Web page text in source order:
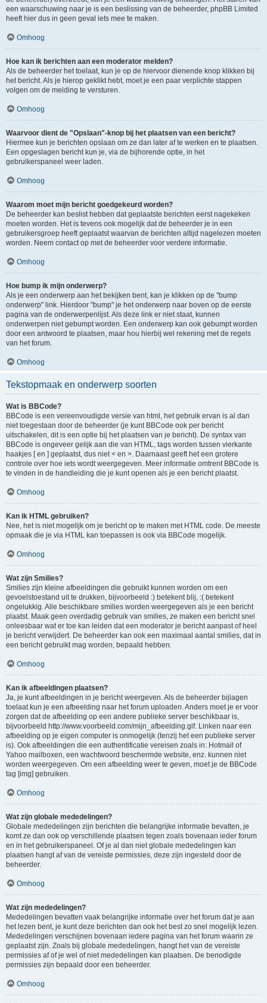
een waarschuwing naar je is een beslissing van de beheerder, phpBB Limited
heeft hier dus in geen geval iets mee te maken.
Omhoog
Hoe kan ik berichten aan een moderator melden?
Als de beheerder het toelaat, kun je op de hiervoor dienende knop klikken bij
het bericht. Als je hierop geklikt hebt, moet je een paar verplichte stappen
volgen om de melding te versturen.
Omhoog
Waarvoor dient de "Opslaan"-knop bij het plaatsen van een bericht?
Hiermee kun je berichten opslaan om ze dan later af te werken en te plaatsen.
Een opgeslagen bericht kun je, via de bijhorende optie, in het
gebruikerspaneel weer laden.
Omhoog
Waarom moet mijn bericht goedgekeurd worden?
De beheerder kan beslist hebben dat geplaatste berichten eerst nagekeken
moeten worden. Het is tevens ook mogelijk dat de beheerder je in een
gebruikersgroep heeft geplaatst waarvan de berichten altijd nagelezen moeten
worden. Neem contact op met de beheerder voor verdere informatie.
Omhoog
Hoe bump ik mijn onderwerp?
Als je een onderwerp aan het bekijken bent, kan je klikken op de "bump
onderwerp" link. Hierdoor "bump" je het onderwerp naar boven op de eerste
pagina van de onderwerpenlijst. Als deze link er niet staat, kunnen
onderwerpen niet gebumpt worden. Een onderwerp kan ook gebumpt worden
door een antwoord te plaatsen, maar hou hierbij wel rekening met de regels
van het forum.
Omhoog
Tekstopmaak en onderwerp soorten
Wat is BBCode?
BBCode is een vereenvoudigde versie van html, het gebruik ervan is al dan
niet toegestaan door de beheerder (je kunt BBCode ook per bericht
uitschakelen, dit is een optie bij het plaatsen van je bericht). De syntax van
BBCode is ongeveer gelijk aan die van HTML, tags worden tussen vierkante
haakjes [ en ] geplaatst, dus niet < en >. Daarnaast geeft het een grotere
controle over hoe iets wordt weergegeven. Meer informatie omtrent BBCode is
te vinden in de handleiding die je kunt openen als je een bericht plaatst.
Omhoog
Kan ik HTML gebruiken?
Nee, het is niet mogelijk om je bericht op te maken met HTML code. De meeste
opmaak die je via HTML kan toepassen is ook via BBCode mogelijk.
Omhoog
Wat zijn Smilies?
Smilies zijn kleine afbeeldingen die gebruikt kunnen worden om een
gevoelstoestand uit te drukken, bijvoorbeeld :) betekent blij, :( betekent
ongelukkig. Alle beschikbare smilies worden weergegeven als je een bericht
plaatst. Maak geen overdadig gebruik van smilies, ze maken een bericht snel
onleesbaar wat er toe kan leiden dat een moderator je bericht aanpast of heel
je bericht verwijdert. De beheerder kan ook een maximaal aantal smilies, dat in
een bericht gebruikt mag worden, bepaald hebben.
Omhoog
Kan ik afbeeldingen plaatsen?
Ja, je kunt afbeeldingen in je bericht weergeven. Als de beheerder bijlagen
toelaat kun je een afbeelding naar het forum uploaden. Anders moet je er voor
zorgen dat de afbeelding op een andere publieke server beschikbaar is,
bijvoorbeeld http://www.voorbeeld.com/mijn_afbeelding.gif. Linken naar een
afbeelding op je eigen computer is onmogelijk (tenzij het een publieke server
is). Ook afbeeldingen die een authentificatie vereisen zoals in: Hotmail of
Yahoo mailboxen, een wachtwoord beschermde website, enz. kunnen niet
worden weergegeven. Om een afbeelding weer te geven, moet je de BBCode
tag [img] gebruiken.
Omhoog
Wat zijn globale mededelingen?
Globale mededelingen zijn berichten die belangrijke informatie bevatten, je
komt ze dan ook op verschillende plaatsen tegen zoals bovenaan ieder forum
en in het gebruikerspaneel. Of je al dan niet globale mededelingen kan
plaatsen hangt af van de vereiste permissies, deze zijn ingesteld door de
beheerder.
Omhoog
Wat zijn mededelingen?
Mededelingen bevatten vaak belangrijke informatie over het forum dat je aan
het lezen bent, je kunt deze berichten dan ook het best zo snel mogelijk lezen.
Mededelingen verschijnen bovenaan iedere pagina van het forum waarin ze
geplaatst zijn. Zoals bij globale mededelingen, hangt het van de vereiste
permissies af of je wel of niet mededelingen kan plaatsen. De benodigde
permissies zijn bepaald door een beheerder.
Omhoog